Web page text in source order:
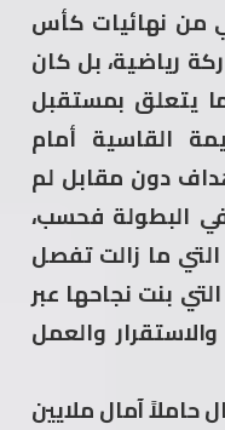
من نهائيات كأس
رياضية، بل كان
يتعلق بمستقبل
القاسية أمام
دون مقابل لم
البطولة فحسب،
ما زالت تفصل
بنت نجاحها عبر
والعمل
آمال ملايين